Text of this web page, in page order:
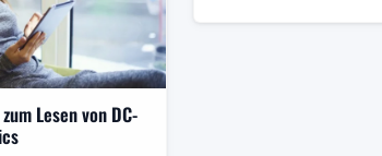
Lesen von DC-